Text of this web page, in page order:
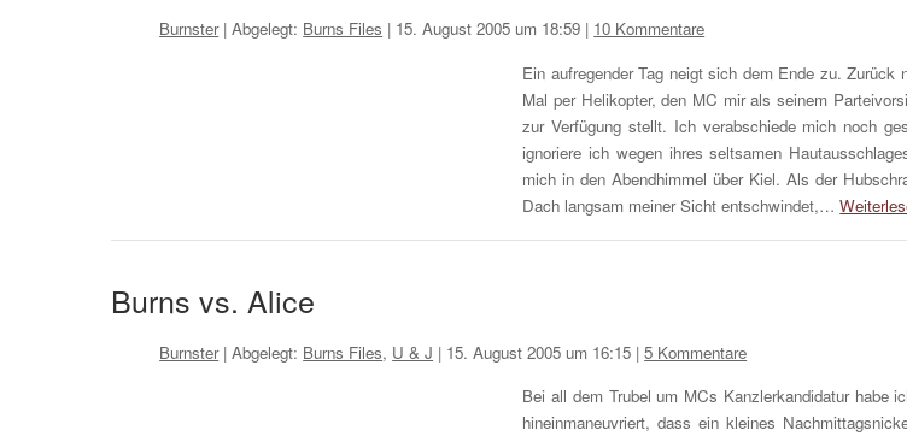
Burnster| Abgelegt: Burns Files | 15. August 2005 um 18:59 | 10 Kommentare
Ein aufregender Tag neigt sich dem Ende zu. Zurück
Mal per Helikopter, den MC mir als seinem
zur Verfügung stellt. Ich verabschiede mich noch
ignoriere ich wegen ihres seltsamen
mich in den Abendhimmel über Kiel. Als der
Dach langsam meiner Sicht entschwindet,…
Burns vs. Alice
Burnster| Abgelegt: Burns Files, U & J | 15. August 2005 um 16:15 |5 Kommentare
Bei all dem Trubel um MCs Kanzlerkandidatur habe
hineinmaneuvriert, dass ein kleines